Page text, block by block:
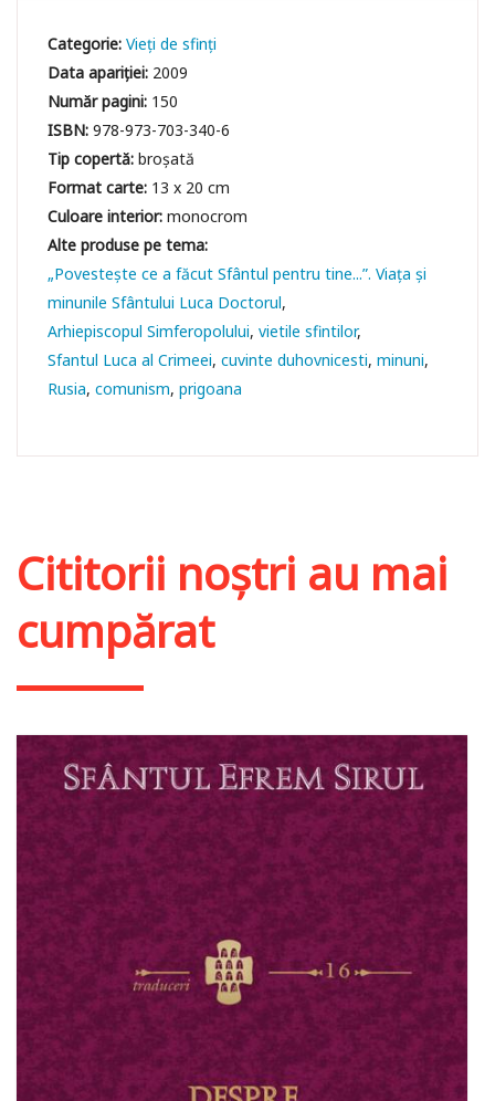
Categorie:Vieți de sfinți
Data apariției: 2009
Număr pagini: 150
ISBN:978-973-703-340-6
Tip copertă:broșată
Format carte: 13 x 20 cm
Culoare interior:monocrom
„Povestește ce a făcut Sfântul pentru tine...”. Viața și
minunile Sfântului Luca Doctorul
Arhiepiscopul Simferopolului vietile sfintilor
Sfantul Luca al Crimeei cuvinte duhovnicesti minuni
Rusia comunism prigoana
Cititorii noștri au mai
cumpărat